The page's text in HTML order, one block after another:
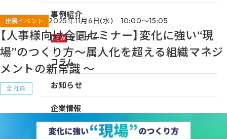
キャリア自律
研修
仕組み作り
新入社員研修
組織づくり
成果を出す仕事の進め方
事例紹介
NEW セミナー
コラム
お知らせ
企業情報
企業情報TOP
採用情報
出展イベント 2025年11月6日(水) 10:00～15:05
【人事様向け合同セミナー】変化に強い“現
場”のつくり方〜属人化を超える組織マネジ
メントの新常識 〜
全社員